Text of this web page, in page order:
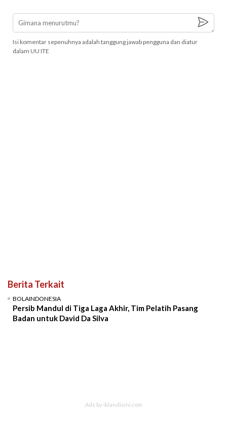
Isi komentar sepenuhnya adalah tanggung jawab pengguna dan diatur
dalam UU ITE
Berita Terkait
BOLAINDONESIA
Persib Mandul di Tiga Laga Akhir, Tim Pelatih Pasang
Badan untuk David Da Silva